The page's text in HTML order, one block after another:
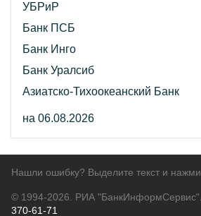
УБРиР
Банк ПСБ
Банк Инго
Банк Уралсиб
Азиатско-Тихоокеанский Банк
на 06.08.2026
Нашли ошибку? Выделите текст и
© 1994-2026. РИА "БанкИнформСервис".
370-61-71